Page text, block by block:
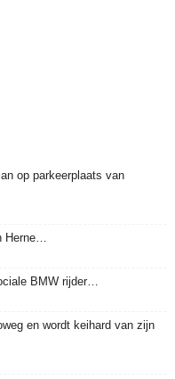
op parkeerplaats van
Herne…
BMW rijder…
en wordt keihard van zijn